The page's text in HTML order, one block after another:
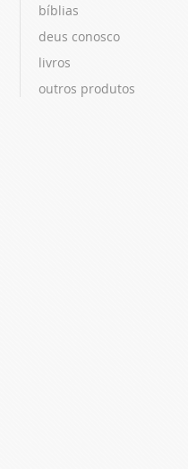
bíblias
deus conosco
livros
outros produtos